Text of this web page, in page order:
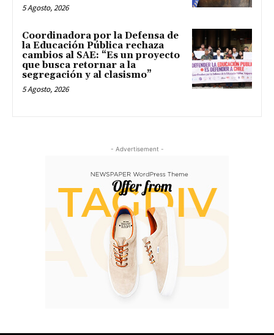
5 Agosto, 2026
Coordinadora por la Defensa de
la Educación Pública rechaza
cambios al SAE: “Es un proyecto
que busca retornar a la
segregación y al clasismo”
5 Agosto, 2026
- Advertisement -